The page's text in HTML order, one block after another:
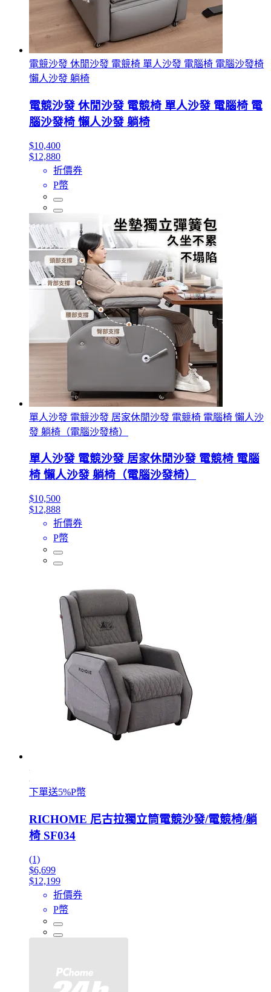
電競沙發 休閒沙發 電競椅 單人沙發 電腦椅 電腦沙發椅
懶人沙發 躺椅
電競沙發 休閒沙發 電競椅 單人沙發 電腦椅 電
腦沙發椅 懶人沙發 躺椅
$10,400
$12,880
折價券
P幣
單人沙發 電競沙發 居家休閒沙發 電競椅 電腦椅 懶人沙
發 躺椅（電腦沙發椅）
單人沙發 電競沙發 居家休閒沙發 電競椅 電腦
椅 懶人沙發 躺椅（電腦沙發椅）
$10,500
$12,888
折價券
P幣
下單送5%P幣
RICHOME 尼古拉獨立筒電競沙發/電競椅/躺
椅 SF034
(1)
$6,699
$12,199
折價券
P幣